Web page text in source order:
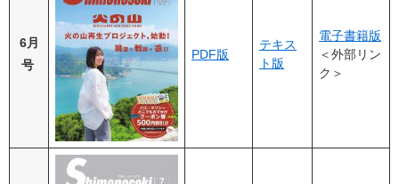
6月
号
PDF版
テキス
ト版
電子書籍版
＜外部リン
ク＞